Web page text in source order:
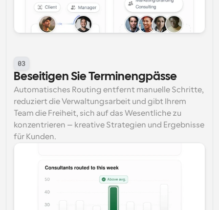
03
Beseitigen Sie Terminengpässe
Automatisches Routing entfernt manuelle Schritte,
reduziert die Verwaltungsarbeit und gibt Ihrem
Team die Freiheit, sich auf das Wesentliche zu
konzentrieren – kreative Strategien und Ergebnisse
für Kunden.